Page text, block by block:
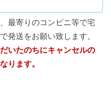
最寄りのコンビニ等で宅
発送をお願い致します。
いたのちにキャンセルの
ります。